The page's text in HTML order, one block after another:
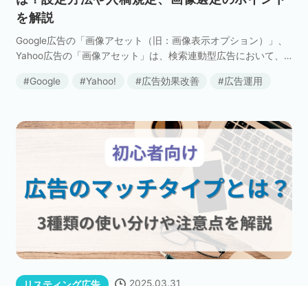
を解説
Google広告の「画像アセット（旧：画像表示オプション）」、
Yahoo広告の「画像アセット」は、検索連動型広告において、
ットがある機能ですが、設定方法やどのよう […]
Google Yahoo! 広告効果改善 広告運用
2025.03.31